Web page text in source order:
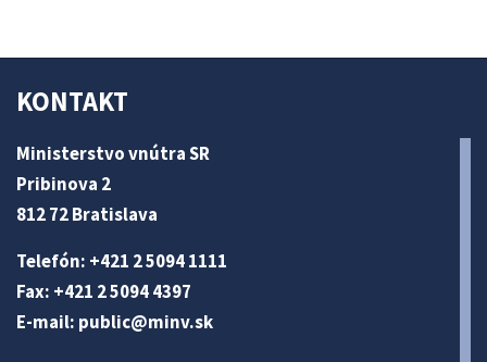
KONTAKT
Ministerstvo vnútra SR
Pribinova 2
812 72 Bratislava
Telefón: +421 2 5094 1111
Fax: +421 2 5094 4397
E-mail: public@minv.sk